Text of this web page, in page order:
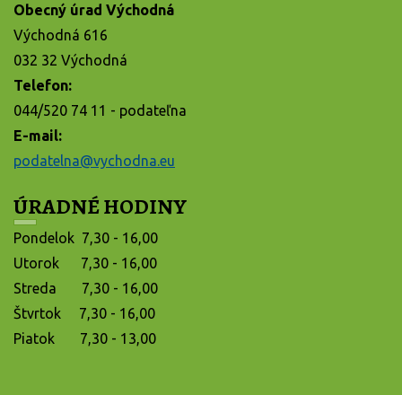
Obecný úrad Východná
Východná 616
032 32 Východná
Telefon:
044/520 74 11 - podateľna
E-mail:
podatelna@vychodna.eu
ÚRADNÉ HODINY
Pondelok 7,30 - 16,00
Utorok 7,30 - 16,00
Streda 7,30 - 16,00
Štvrtok 7,30 - 16,00
Piatok 7,30 - 13,00